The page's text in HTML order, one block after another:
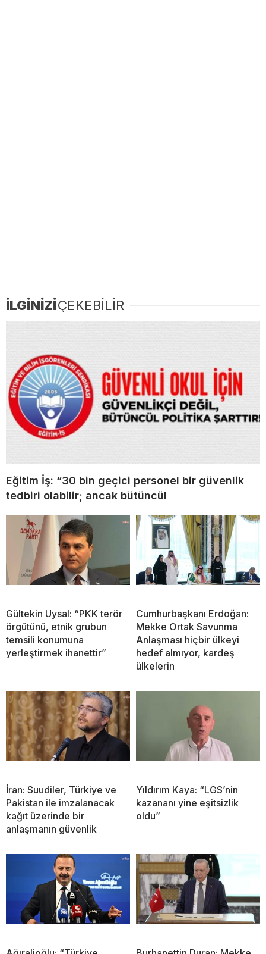
İLGİNİZİÇEKEBİLİR
Eğitim İş: “30 bin geçici personel bir güvenlik
tedbiri olabilir; ancak bütüncül
Gültekin Uysal: “PKK terör
örgütünü, etnik grubun
temsili konumuna
yerleştirmek ihanettir”
Cumhurbaşkanı Erdoğan:
Mekke Ortak Savunma
Anlaşması hiçbir ülkeyi
hedef almıyor, kardeş
ülkelerin
İran: Suudiler, Türkiye ve
Pakistan ile imzalanacak
kağıt üzerinde bir
anlaşmanın güvenlik
Yıldırım Kaya: “LGS’nin
kazananı yine eşitsizlik
oldu”